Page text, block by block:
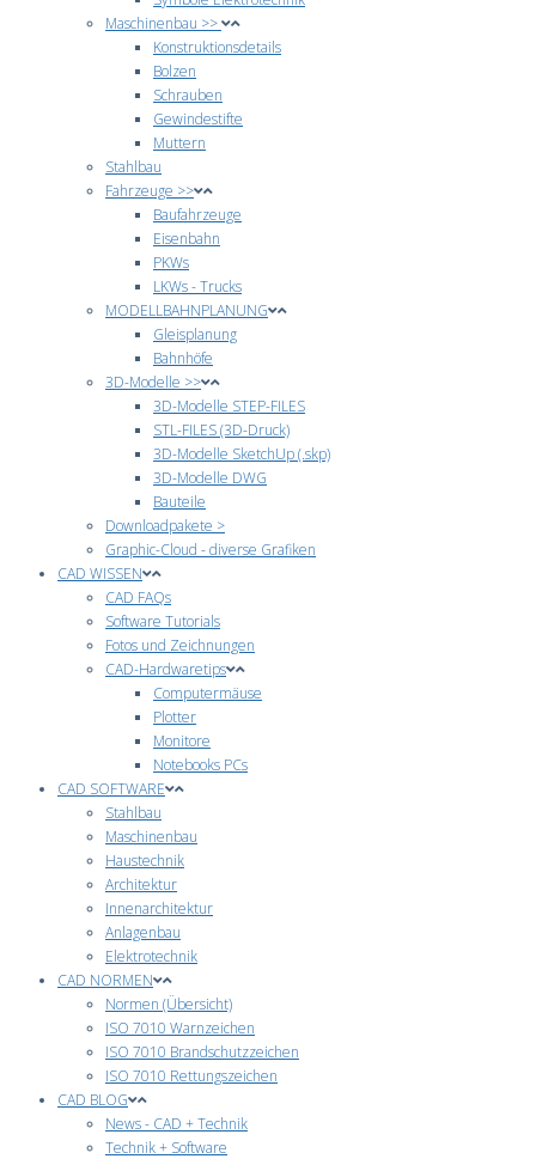
Maschinenbau >>
Konstruktionsdetails
Bolzen
Schrauben
Gewindestifte
Muttern
Stahlbau
Fahrzeuge >>
Baufahrzeuge
Eisenbahn
PKWs
LKWs - Trucks
MODELLBAHNPLANUNG
Gleisplanung
Bahnhöfe
3D-Modelle >>
3D-Modelle STEP-FILES
STL-FILES (3D-Druck)
3D-Modelle SketchUp (.skp)
3D-Modelle DWG
Bauteile
Downloadpakete >
Graphic-Cloud - diverse Grafiken
CAD WISSEN
CAD FAQs
Software Tutorials
Fotos und Zeichnungen
CAD-Hardwaretips
Computermäuse
Plotter
Monitore
Notebooks PCs
CAD SOFTWARE
Stahlbau
Maschinenbau
Haustechnik
Architektur
Innenarchitektur
Anlagenbau
Elektrotechnik
CAD NORMEN
Normen (Übersicht)
ISO 7010 Warnzeichen
ISO 7010 Brandschutzzeichen
ISO 7010 Rettungszeichen
CAD BLOG
News - CAD + Technik
Technik + Software